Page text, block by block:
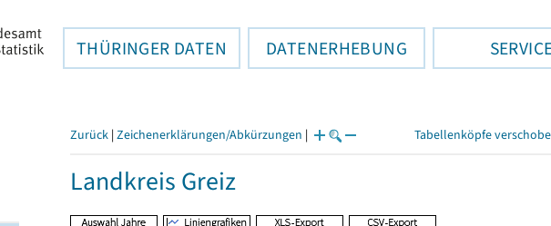
THÜRINGER DATEN DATENERHEBUNG
Zurück | Zeichenerklärungen/Abkürzungen | Tabellenköpfe
Landkreis Greiz